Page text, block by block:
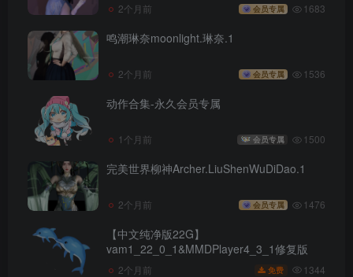
2个月前 会员专属 1683
鸣潮琳奈moonlight.琳奈.1
2个月前 会员专属 1536
动作合集-永久会员专属
1个月前 会员专属 1500
完美世界柳神Archer.LiuShenWuDiDao.1
2个月前 会员专属 1476
【中文纯净版22G】
vam1_22_0_1&MMDPlayer4_3_1修复版
2个月前 免费 1344